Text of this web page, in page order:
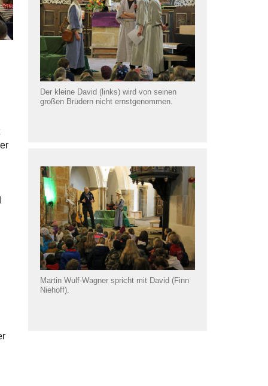
Der kleine David (links) wird von seinen
großen Brüdern nicht ernstgenommen.
Martin Wulf-Wagner spricht mit David (Finn
Niehoff).